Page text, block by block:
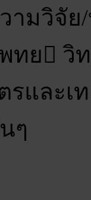
ามวิจั
ทย วิ
รและเ
ๆ